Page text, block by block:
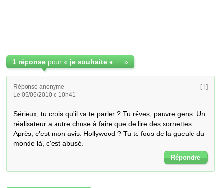
1 réponse pour « »
Réponse anonyme
Le 05/05/2010 é 10h41
[ ! ]
Sérieux, tu crois qu'il va te parler ? Tu rêves, pauvre gens. Un
réalisateur a autre chose à faire que de lire des sornettes.
Après, c'est mon avis. Hollywood ? Tu te fous de la gueule du
monde là, c'est abusé.
Répondre